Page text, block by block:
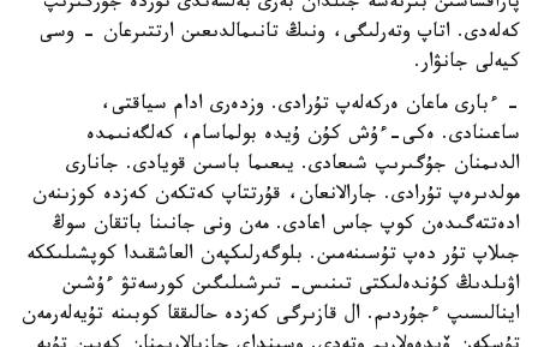
كەلەدى. اتاپ وتەرلىگى، ونىڭ تانىمالدىعىن ارتتىرعان - وسى
كيەلى جانۋار.
- ءبارى ماعان ەركەلەپ تۇرادى. وزدەرى ادام سياقتى،
ساعىنادى. ەكى-ءۇش كۇن ۇيدە بولماسام، كەلگەنىمدە
الدىمنان جۇگىرىپ شىعادى. يىعىما باسىن قويادى. جانارى
مولدىرەپ تۇرادى. جارالانعان، قۇرتتاپ كەتكەن كەزدە كوزىنەن
ادەتتەگىدەن كوپ جاس اعادى. مەن ونى جانىنا باتقان سوڭ
جىلاپ تۇر دەپ تۇسىنەمىن. بلوگەرلىكپەن العاشقىدا كوپشىلىككە
اۋىلدىڭ كۇندەلىكتى تىنىس- تىرشىلىگىن كورسەتۋ ءۇشىن
اينالىسىپ ءجۇردىم. ال قازىرگى كەزدە حالىققا كوبىنە تۇيەلەرمەن